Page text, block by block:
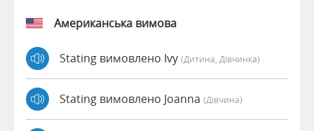
Американська вимова
Stating вимовлено Ivy (дитина, Дівчинка)
Stating вимовлено Joanna (дівчина)